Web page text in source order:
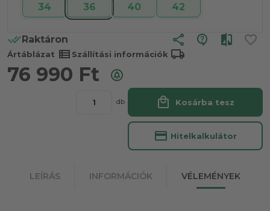
34 36 40 42
Raktáron share
Ártáblázat view_list Szállítási információk local_shipping
76 990 Ft
db local_mall Kosárba tesz
credit_card Hitelkalkulátor
LEÍRÁS INFORMÁCIÓK VÉLEMÉNYEK